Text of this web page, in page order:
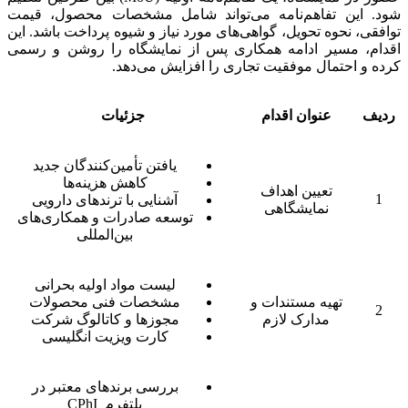
شود. این تفاهم‌نامه می‌تواند شامل مشخصات محصول، قیمت
توافقی، نحوه تحویل، گواهی‌های مورد نیاز و شیوه پرداخت باشد. این
اقدام، مسیر ادامه همکاری پس از نمایشگاه را روشن و رسمی
کرده و احتمال موفقیت تجاری را افزایش می‌دهد.
ردیف عنوان اقدام جزئیات
1
تعیین اهداف
نمایشگاهی
یافتن تأمین‌کنندگان جدید
کاهش هزینه‌ها
آشنایی با ترندهای دارویی
توسعه صادرات و همکاری‌های
بین‌المللی
2
تهیه مستندات و
مدارک لازم
لیست مواد اولیه بحرانی
مشخصات فنی محصولات
مجوزها و کاتالوگ شرکت
کارت ویزیت انگلیسی
بررسی برندهای معتبر در
پلتفرم CPhI